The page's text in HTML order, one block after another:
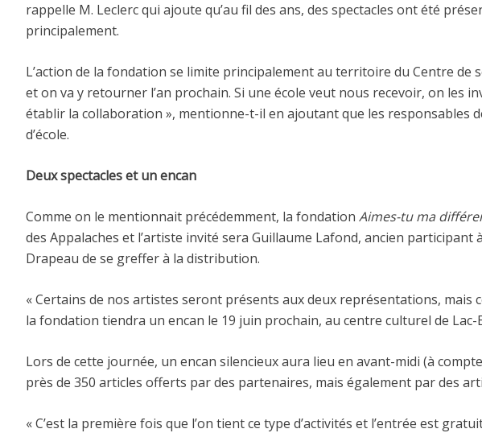
rappelle M. Leclerc qui ajoute qu’au fil des ans, des spectacles ont été
principalement.
L’action de la fondation se limite principalement au territoire du Centre de
et on va y retourner l’an prochain. Si une école veut nous recevoir, on les
établir la collaboration », mentionne-t-il en ajoutant que les
d’école.
Deux spectacles et un encan
Comme on le mentionnait précédemment, la fondation Aimes-tu ma
des Appalaches et l’artiste invité sera Guillaume Lafond, ancien participant
Drapeau de se greffer à la distribution.
« Certains de nos artistes seront présents aux deux représentations, mais
la fondation tiendra un encan le 19 juin prochain, au centre culturel de Lac-
Lors de cette journée, un encan silencieux aura lieu en avant-midi (à
près de 350 articles offerts par des partenaires, mais également par des
« C’est la première fois que l’on tient ce type d’activités et l’entrée est